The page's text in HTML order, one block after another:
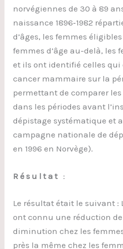
norvégiennes de 30 à 89
naissance 1896‐1982
d’âges, les femmes
femmes d’âge au-delà, les
et ils ont identifié celles qui
cancer mammaire sur la
permettant de comparer
dans les périodes avant
dépistage systématique et
campagne nationale de
en 1996 en Norvège).
Résultat :
Le résultat était le suivant :
ont connu une réduction
diminution chez les
près la même chez les